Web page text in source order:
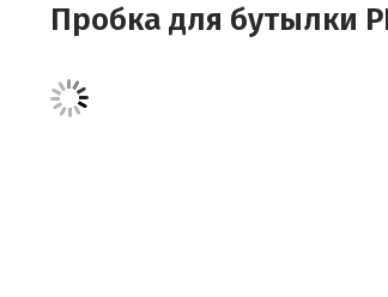
Пробка для бутылки